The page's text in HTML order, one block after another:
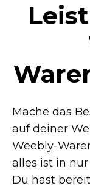
Mache das
auf deiner
Weebly-
alles ist in
Du hast